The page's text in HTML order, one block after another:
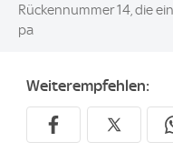
Rückennummer 14, die
pa
Weiterempfehlen: